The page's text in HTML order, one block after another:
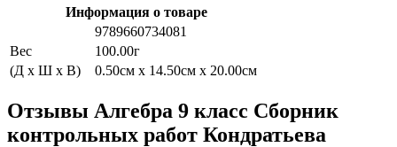
Информация о товаре
9789660734081
Вес
100.00г
(Д x Ш x В)
0.50см x 14.50см x 20.00см
Отзывы Алгебра 9 класс Сборник
контрольных работ Кондратьева